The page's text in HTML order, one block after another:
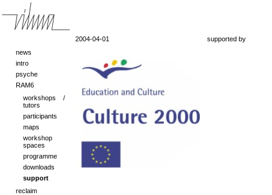
news
intro
psyche
RAM6
workshops /
tutors
participants
maps
workshop
spaces
programme
downloads
support
reclaim
2004-04-01 supported by